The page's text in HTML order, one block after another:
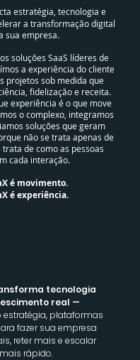
estratégia, tecnologia e
a transformação digital
sua empresa.
soluções SaaS líderes de
a experiência do cliente
projetos sob medida que
fidelização e receita.
experiência é o que move
o complexo, integramos
soluções que geram
não se trata apenas de
trata de como as pessoas
cada interação.​
é movimento.
é experiência.
tecnologia
real —
estratégia, plataformas
fazer sua empresa
reter mais e escalar
mais rápido.